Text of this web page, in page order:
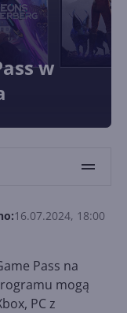
w
16.07.2024, 18:00
Pass na
mogą
PC z